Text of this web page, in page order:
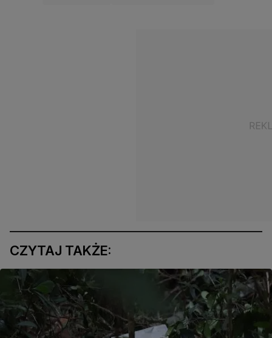
CZYTAJ TAKŻE: